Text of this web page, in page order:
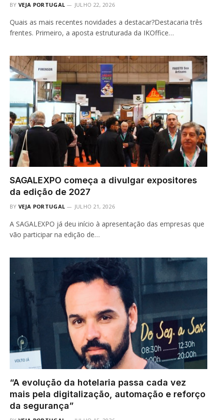
BY VEJA PORTUGAL JULHO 22, 2026
Quais as mais recentes novidades a destacar?Destacaria três
frentes. Primeiro, a aposta estruturada da IKOffice…
SAGALEXPO começa a divulgar expositores
da edição de 2027
BY VEJA PORTUGAL JULHO 21, 2026
A SAGALEXPO já deu início à apresentação das empresas que
vão participar na edição de…
“A evolução da hotelaria passa cada vez
mais pela digitalização, automação e reforço
da segurança”